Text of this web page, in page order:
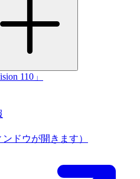
110」
ンドウが開きます）